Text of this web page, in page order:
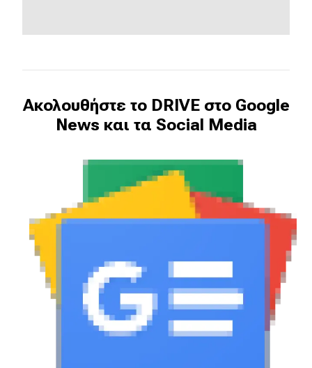
Ακολουθήστε το DRIVE στο Google
News και τα Social Media